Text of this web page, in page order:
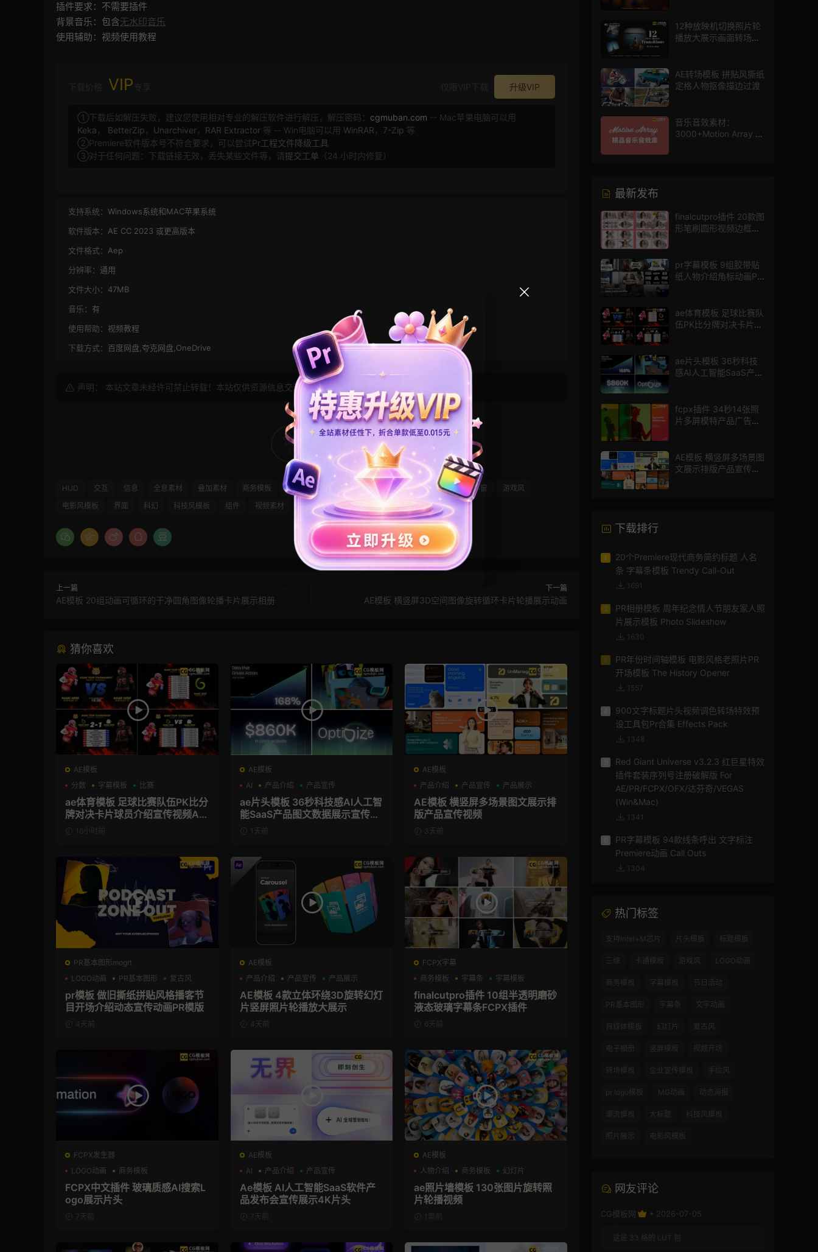
插件要求：不需要插件
背景音乐：包含无水印音乐
使用辅助：视频使用教程
VIP 升级VIP
①下载后如解压失败，建议您使用相对专业的解压软件进行解压，解压密码： cgmuban.com -- Mac苹果电脑可以用
Keka ， BetterZip ， Unarchiver， RAR Extractor 等 -- Win电脑可以用 WinRAR ， 7-Zip 等
②Premiere软件版本号不符合要求，可以尝试Pr工程文件降级工具
③对于任何问题：下载链接无效，丢失某些文件等，请提交工单 （24 小时内修复）
支持系统： Windows系统和MAC苹果系统
软件版本： AE CC 2023 或更高版本
文件格式： Aep
分辨率： 通用
文件大小： 47MB
音乐： 有
使用帮助： 视频教程
下载方式： 百度网盘,夸克网盘,OneDrive
声明： 本站文章未经许可禁止转载！本站仅供资源信息交流学习， 版权说明
HUD 交互 信息 全息素材 叠加素材 商务模板 图表 屏幕 弥散风 弹窗 数据 未来 浮窗
游戏风
电影风模板
界面 科幻 科技风模板 组件 视频素材 透明通道
上一篇
AE模板 20组动画可循环的干净圆角图像轮播卡片展示相册
下一篇
AE模板 横竖屏3D空间图像旋转循环卡片轮播展示动画
猜你喜欢
AE模板
分数
字幕模板 比赛
ae体育模板 足球比赛队伍PK比分
牌对决卡片球员介绍宣传视频AE
模板16小时前
AE模板
AI
产品介绍 产品宣传
ae片头模板 36秒科技感AI人工智
能SaaS产品图文数据展示宣传视
频AE模板
1天前
AE模板
产品介绍
产品宣传 产品展示
AE模板 横竖屏多场景图文展示排
版产品宣传视频
3天前
PR基本图形mogrt
LOGO动画
PR基本图形 复古风
pr模板 做旧撕纸拼贴风格播客节
目开场介绍动态宣传动画PR模版
4天前
AE模板
产品介绍
产品宣传 产品展示
AE模板 4款立体环绕3D旋转幻灯
片竖屏照片轮播放大展示
4天前
FCPX字幕
商务模板
字幕条 字幕模板
finalcutpro插件 10组半透明磨砂
液态玻璃字幕条FCPX插件
6天前
FCPX发生器
LOGO动画
商务模板
支持Intel+M芯片
FCPX中文插件 玻璃质感AI搜索L
ogo展示片头
7天前
AE模板
AI
产品介绍 产品宣传
Ae模板 AI人工智能SaaS软件产
品发布会宣传展示4K片头
7天前
AE模板
人物介绍
商务模板 幻灯片
ae照片墙模板 130张图片旋转照
片轮播视频
1周前
12种放映机切换照片轮
播放大展示画面转场动
AE转场模板 拼贴风撕纸
定格人物抠像描边过渡
音乐音效素材：
3000+Motion Array 影
最新发布
finalcutpro插件 20款图
形笔刷圆形视频边框遮
pr字幕模板 9组胶带贴
纸人物介绍角标动画PR
ae体育模板 足球比赛队
伍PK比分牌对决卡片球
ae片头模板 36秒科技
感AI人工智能SaaS产品
fcpx插件 34秒14张照
片多屏模特产品广告宣
AE模板 横竖屏多场景图
文展示排版产品宣传视
下载排行
1
20个Premiere现代商务简约标题 人名
条 字幕条模板 Trendy Call-Out
1691
2
PR相册模板 周年纪念情人节朋友家人照
片展示模板 Photo Slideshow
1630
3
PR年份时间轴模板 电影风格老照片PR
开场模板 The History Opener
1557
900文字标题片头视频调色转场特效预
设工具包Pr合集 Effects Pack
1348
Red Giant Universe v3.2.3 红巨星特效
插件套装序列号注册破解版 For
AE/PR/FCPX/OFX/达芬奇/VEGAS
(Win&Mac)
1341
PR字幕模板 94款线条呼出 文字标注
Premiere动画 Call Outs
1304
热门标签
支持Intel+M芯片 片头模板 标题模板
三维 卡通模板 游戏风 LOGO动画
商务模板 字幕模板 节日活动
PR基本图形 字幕条 文字动画
自媒体模板 幻灯片 复古风
电子相册 竖屏模板 视频开场
转场模板 企业宣传模板 手绘风
pr logo模板 MG动画 动态海报
潮流模板 大标题 科技风模板
照片展示 电影风模板
网友评论
CG模板网 • 2026-07-05
这是 33 格的 LUT 包